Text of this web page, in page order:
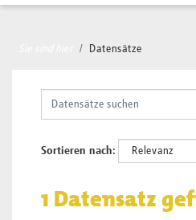
Datensätze
Sortieren nach
1 Datensatz